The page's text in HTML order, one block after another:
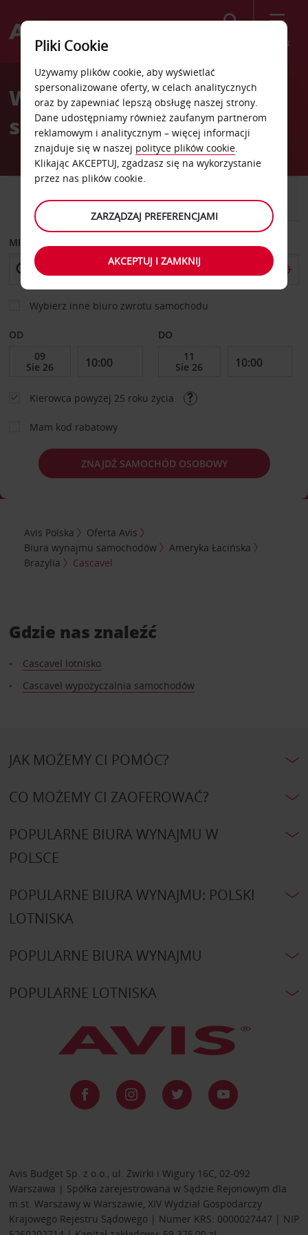
Menu
Welcome
AvisWypożyczalnia
samochodów Cascavel
DOSTAWCZY
MIEJSCE ODBIORU
Wybierz inne biuro zwrotu samochodu
OD DO
Kierowca powyżej 25 roku życia
Mam kod rabatowy
ZNAJDŹ SAMOCHÓD OSOBOWY
Avis Polska
Oferta Avis
Biura wynajmu samochodów
Ameryka Łacińska
Brazylia
Cascavel
Gdzie nas znaleźć
Cascavel lotnisko
Cascavel wypożyczalnia samochodów
JAK MOŻEMY CI POMÓC?
CO MOŻEMY CI ZAOFEROWAĆ?
POPULARNE BIURA WYNAJMU W
POLSCE
POPULARNE BIURA WYNAJMU: POLSKI
LOTNISKA
POPULARNE BIURA WYNAJMU
POPULARNE LOTNISKA
Avis Budget Sp. z o.o., ul. Żwirki i Wigury 16C, 02-092
Warszawa | Spółka zarejestrowana w Sądzie Rejonowym dla
m.st. Warszawy w Warszawie, XIV Wydział Gospodarczy
Krajowego Rejestru Sądowego | Numer KRS: 0000027447 | NIP
Pliki Cookie
Używamy plików cookie, aby wyświetlać
spersonalizowane oferty, w celach analitycznych
oraz by zapewniać lepszą obsługę naszej strony.
Dane udostępniamy również zaufanym partnerom
reklamowym i analitycznym – więcej informacji
znajduje się w naszej polityce plików cookie.
Klikając AKCEPTUJ, zgadzasz się na wykorzystanie
przez nas plików cookie.
ZARZĄDZAJ PREFERENCJAMI
AKCEPTUJ I ZAMKNIJ